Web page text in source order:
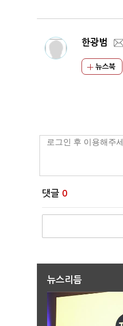
한광범
뉴스북
댓글 0
뉴스리듬